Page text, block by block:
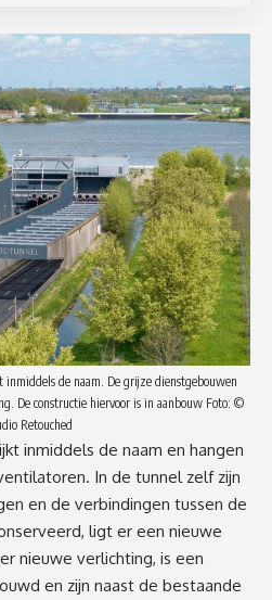
de naam. De grijze dienstgebouwen
De constructie hiervoor is in aanbouw Foto: ©
Retouched
inmiddels de naam en hangen
In de tunnel zelf zijn
en de verbindingen tussen de
ligt er een nieuwe
nieuwe verlichting, is een
en zijn naast de bestaande